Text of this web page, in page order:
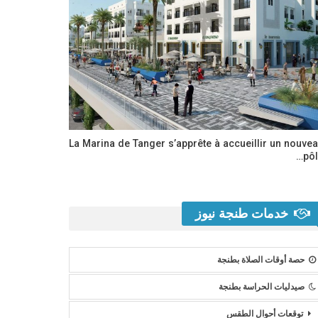
La Marina de Tanger s’apprête à accueillir un
خدمات طنجة نيوز
حصة أوقات الصلاة بطنجة
صيدليات الحراسة بطنجة
توقعات أحوال الطقس